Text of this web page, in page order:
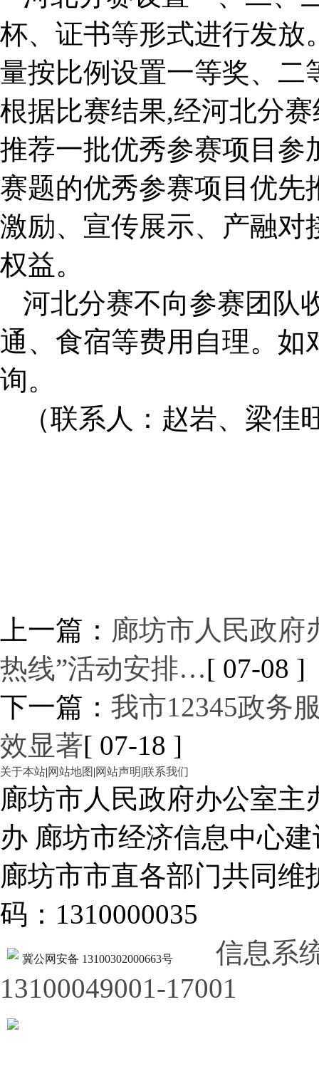
杯、证书等形式进行发放
量按比例设置一等奖、二
根据比赛结果,经河北分
推荐一批优秀参赛项目参
赛题的优秀参赛项目优先
激励、宣传展示、产融对
权益。
河北分赛不向参赛团队
通、食宿等费用自理。如
询。
（联系人：赵岩、梁佳
上一篇： 廊坊市人民政府
热线”活动安排…[ 07-08 ]
下一篇： 我市12345政务
效显著[ 07-18 ]
关于本站|网站地图 |网站声明|联系我们
廊坊市人民政府办公室
办 廊坊市经济信息中心建
廊坊市市直各部门共同
码：1310000035
冀公网安备 13100302000663号
信息系
13100049001-17001